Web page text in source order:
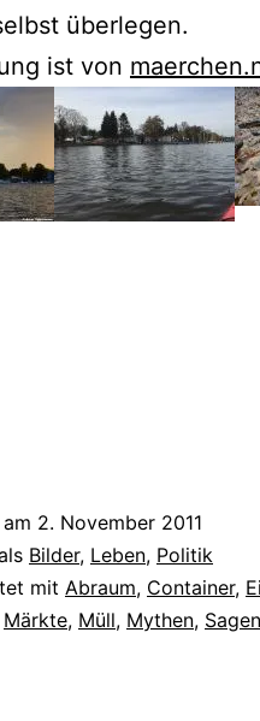
überlegen.
ist von
2. November 2011
Bilder, Leben, Politik
mit Abraum, Container,
Märkte, Müll, Mythen, Sagen